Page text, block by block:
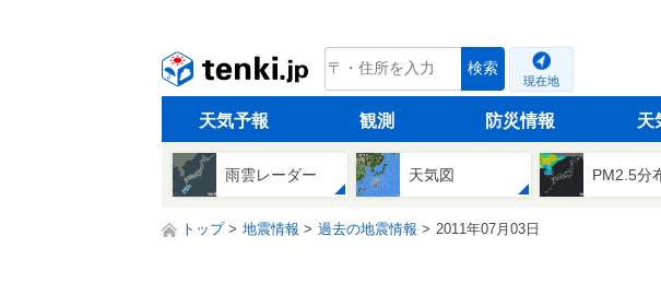
tenki.jp 検索
現在地
天気予報 観測 防災情報 天
雨雲レーダー 天気図 PM2.5分
トップ 地震情報 過去の地震情報 2011年07月03日